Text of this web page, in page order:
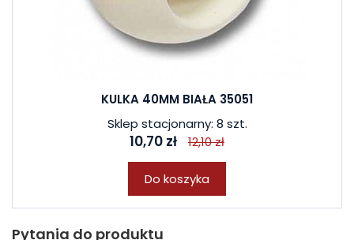
KULKA 40MM BIAŁA 35051
Sklep stacjonarny: 8 szt.
10,70 zł 12,10 zł
Do koszyka
Pytania do produktu